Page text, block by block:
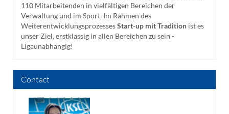
110 Mitarbeitenden in vielfältigen Bereichen der
Verwaltung und im Sport. Im Rahmen des
WeiterentwicklungsprozessesStart-up mit Tradition ist es
unser Ziel, erstklassig in allen Bereichen zu sein -
Ligaunabhängig!
Contact